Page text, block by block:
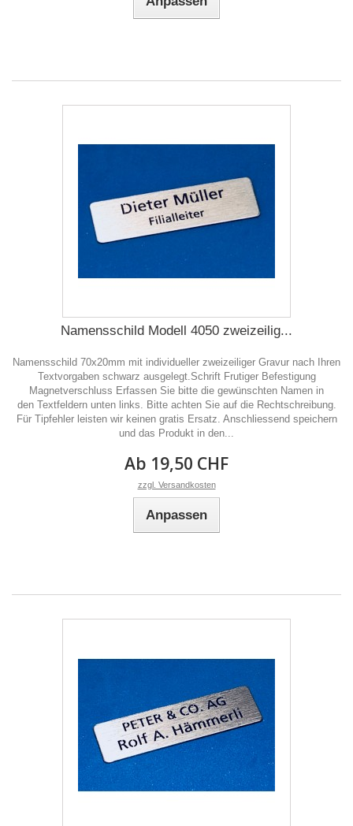
Namensschild Modell 4050 zweizeilig...
Namensschild 70x20mm mit individueller zweizeiliger Gravur nach Ihren
Textvorgaben schwarz ausgelegt.Schrift Frutiger Befestigung
Magnetverschluss Erfassen Sie bitte die gewünschten Namen in
den Textfeldern unten links. Bitte achten Sie auf die Rechtschreibung.
Für Tipfehler leisten wir keinen gratis Ersatz. Anschliessend speichern
und das Produkt in den...
Ab 19,50 CHF
zzgl. Versandkosten
Anpassen